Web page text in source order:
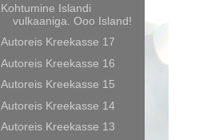
Kohtumine Islandi
vulkaaniga. Ooo Island!
Autoreis Kreekasse 17
Autoreis Kreekasse 16
Autoreis Kreekasse 15
Autoreis Kreekasse 14
Autoreis Kreekasse 13